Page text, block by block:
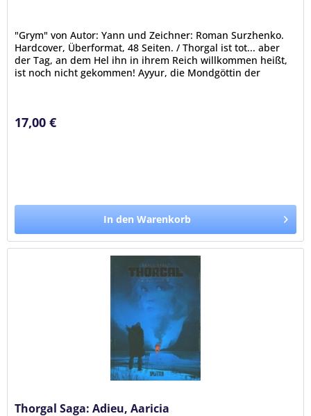
"Grym" von Autor: Yann und Zeichner: Roman Surzhenko.
Hardcover, Überformat, 48 Seiten. / Thorgal ist tot... aber
der Tag, an dem Hel ihn in ihrem Reich willkommen heißt,
ist noch nicht gekommen! Ayyur, die Mondgöttin der
17,00 €
In den Warenkorb
Thorgal Saga: Adieu, Aaricia